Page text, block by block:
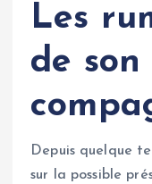
Les
de son
Depuis quelque
sur la possible